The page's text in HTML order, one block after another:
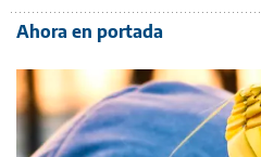
Ahora en portada